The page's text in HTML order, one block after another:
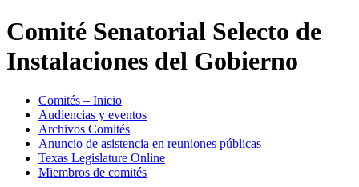
Comité Senatorial Selecto de
Instalaciones del Gobierno
Comités – Inicio
Audiencias y eventos
Archivos Comités
Anuncio de asistencia en reuniones públicas
Texas Legislature Online
Miembros de comités